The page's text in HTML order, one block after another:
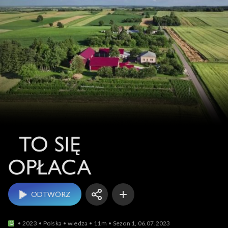
To się opłaca
ODTWÓRZ
2023 Polska wiedza 11m Sezon 1, 06.07.2023